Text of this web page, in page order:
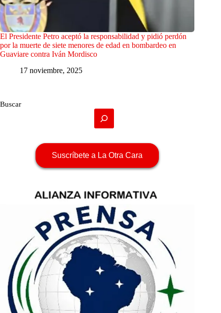
El Presidente Petro aceptó la responsabilidad y pidió perdón
por la muerte de siete menores de edad en bombardeo en
Guaviare contra Iván Mordisco
17 noviembre, 2025
Buscar
Suscríbete a La Otra Cara